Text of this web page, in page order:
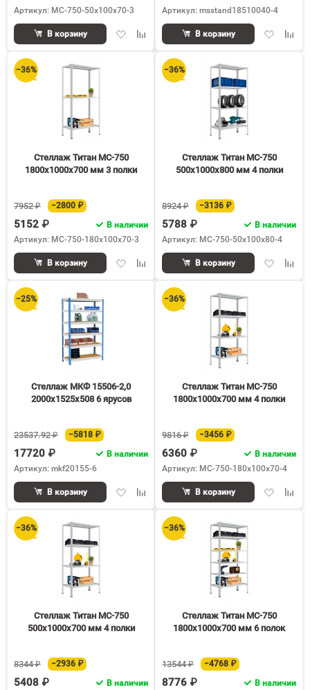
Артикул: МС-750-50х100х70-3
ДобавитьДобавить
сравнению
В корзину
Артикул: msstand18510040-4
Добавить
В корзину
−36%
Стеллаж Титан МС-750
1800х1000х700 мм 3 полки
7952 ₽ −2800 ₽
5152 ₽
В наличии
Артикул: МС-750-180х100х70-3
ДобавитьДобавить
сравнению
В корзину
−36%
Стеллаж Титан МС-750
500х1000х800 мм 4 полки
8924 ₽ −3136 ₽
5788 ₽
В наличии
Артикул: МС-750-50х100х80-4
Добавить
В корзину
−25%
Стеллаж МКФ 15506-2,0
2000х1525х508 6 ярусов
23537.92 ₽ −5818 ₽
17720 ₽
В наличии
Артикул: mkf20155-6
ДобавитьДобавить
сравнению
В корзину
−36%
Стеллаж Титан МС-750
1800х1000х700 мм 4 полки
9816 ₽ −3456 ₽
6360 ₽
В наличии
Артикул: МС-750-180х100х70-4
Добавить
В корзину
−36%
Стеллаж Титан МС-750
500х1000х700 мм 4 полки
8344 ₽ −2936 ₽
5408 ₽
В наличии
−36%
Стеллаж Титан МС-750
1800х1000х700 мм 6 полок
13544 ₽ −4768 ₽
8776 ₽
В наличии